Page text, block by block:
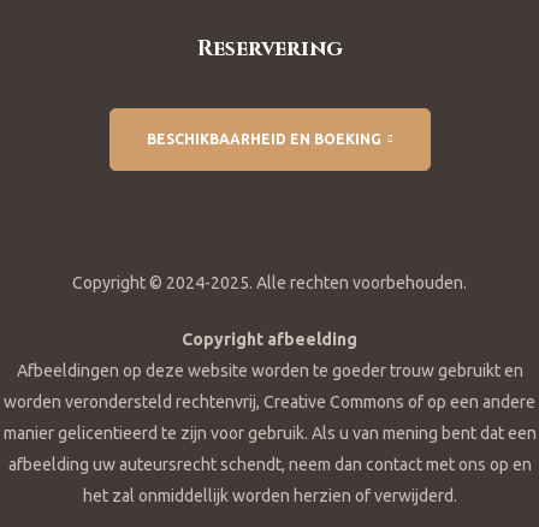
Reservering
BESCHIKBAARHEID EN BOEKING
Copyright © 2024-2025. Alle rechten voorbehouden.
Copyright afbeelding
Afbeeldingen op deze website worden te goeder trouw gebruikt en
worden verondersteld rechtenvrij, Creative Commons of op een andere
manier gelicentieerd te zijn voor gebruik. Als u van mening bent dat een
afbeelding uw auteursrecht schendt, neem dan contact met ons op en
het zal onmiddellijk worden herzien of verwijderd.